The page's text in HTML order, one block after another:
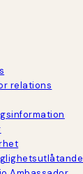
relations